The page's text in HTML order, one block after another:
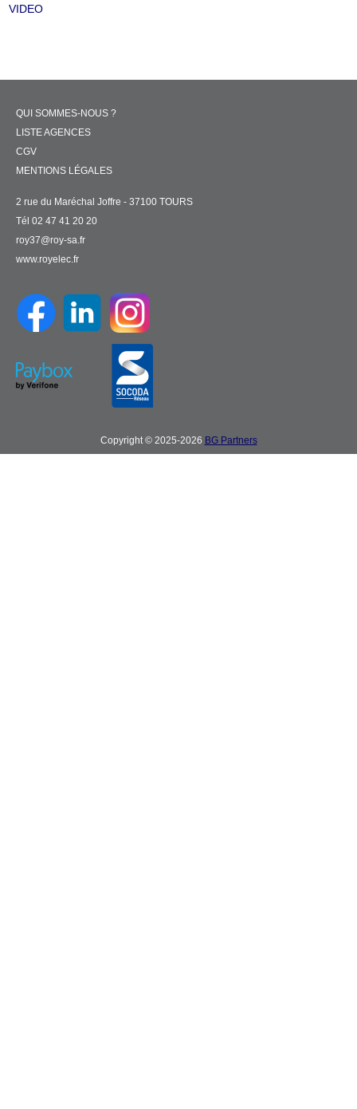
VIDEO
QUI SOMMES-NOUS ?
LISTE AGENCES
CGV
MENTIONS LÉGALES
2 rue du Maréchal Joffre - 37100 TOURS
Tél 02 47 41 20 20
roy37@roy-sa.fr
www.royelec.fr
Copyright © 2025-2026 BG Partners